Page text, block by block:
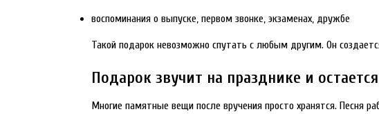
воспоминания о выпуске, первом звонке, экзаменах, дружбе
Такой подарок невозможно спутать с любым другим. Он
Подарок звучит на празднике и
Многие памятные вещи после вручения просто хранятся. Песня